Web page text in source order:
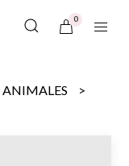
0
ANIMALES